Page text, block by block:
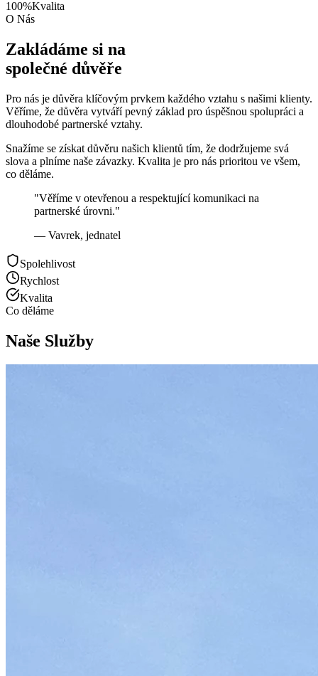
100%Kvalita
O Nás
Zakládáme si na
společné důvěře
Pro nás je důvěra klíčovým prvkem každého vztahu s našimi klienty.
Věříme, že důvěra vytváří pevný základ pro úspěšnou spolupráci a
dlouhodobé partnerské vztahy.
Snažíme se získat důvěru našich klientů tím, že dodržujeme svá
slova a plníme naše závazky. Kvalita je pro nás prioritou ve všem,
co děláme.
"Věříme v otevřenou a respektující komunikaci na
partnerské úrovni."
— Vavrek, jednatel
Spolehlivost
Rychlost
Kvalita
Co děláme
Naše Služby